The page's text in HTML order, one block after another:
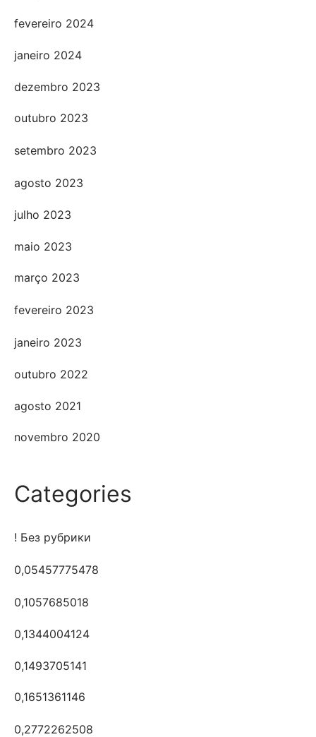
fevereiro 2024
janeiro 2024
dezembro 2023
outubro 2023
setembro 2023
agosto 2023
julho 2023
maio 2023
março 2023
fevereiro 2023
janeiro 2023
outubro 2022
agosto 2021
novembro 2020
Categories
! Без рубрики
0,05457775478
0,1057685018
0,1344004124
0,1493705141
0,1651361146
0,2772262508